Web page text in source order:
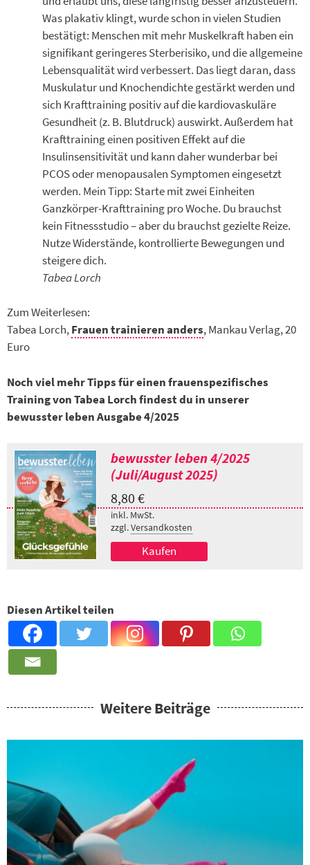
Was plakativ klingt, wurde schon in vielen Studien
bestätigt: Menschen mit mehr Muskelkraft haben ein
signifikant geringeres Sterberisiko, und die allgemeine
Lebensqualität wird verbessert. Das liegt daran, dass
Muskulatur und Knochendichte gestärkt werden und
sich Krafttraining positiv auf die kardiovaskuläre
Gesundheit (z. B. Blutdruck) auswirkt. Außerdem hat
Krafttraining einen positiven Effekt auf die
Insulinsensitivität und kann daher wunderbar bei
PCOS oder menopausalen Symptomen eingesetzt
werden. Mein Tipp: Starte mit zwei Einheiten
Ganzkörper-Krafttraining pro Woche. Du brauchst
kein Fitnessstudio – aber du brauchst gezielte Reize.
Nutze Widerstände, kontrollierte Bewegungen und
steigere dich.
Tabea Lorch
Zum Weiterlesen:
Tabea Lorch,Frauen trainieren anders, Mankau Verlag, 20
Euro
Noch viel mehr Tipps für einen frauenspezifisches
Training von Tabea Lorch findest du in unserer
bewusster leben Ausgabe 4/2025
bewusster leben 4/2025
(Juli/August 2025)
8,80 €
inkl. MwSt.
zzgl.Versandkosten
Kaufen
Diesen Artikel teilen
Weitere Beiträge